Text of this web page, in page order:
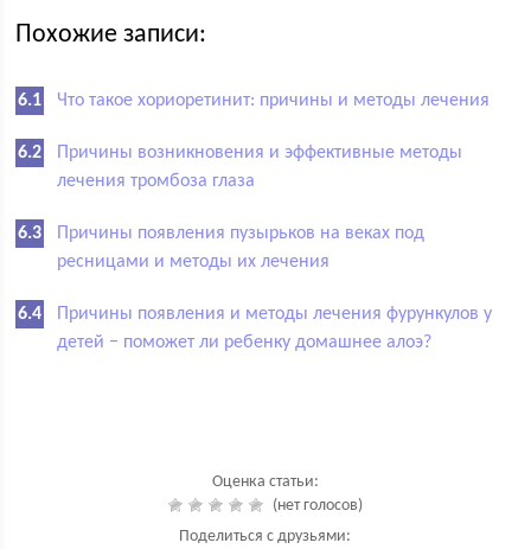
Похожие записи:
Что такое хориоретинит: причины и методы лечения
Причины возникновения и эффективные методы
лечения тромбоза глаза
Причины появления пузырьков на веках под
ресницами и методы их лечения
Причины появления и методы лечения фурункулов у
детей − поможет ли ребенку домашнее алоэ?
Оценка статьи:
(нет голосов)
Поделиться с друзьями: